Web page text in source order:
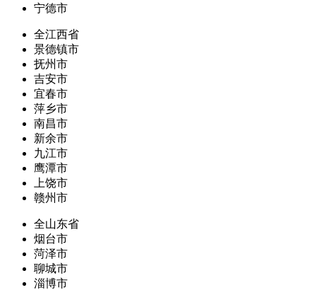
宁德市
全江西省
景德镇市
抚州市
吉安市
宜春市
萍乡市
南昌市
新余市
九江市
鹰潭市
上饶市
赣州市
全山东省
烟台市
菏泽市
聊城市
淄博市